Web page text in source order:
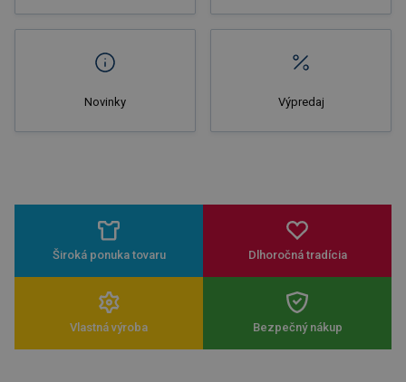
Novinky Výpredaj
Široká ponuka tovaru Dlhoročná tradícia
Vlastná výroba Bezpečný nákup